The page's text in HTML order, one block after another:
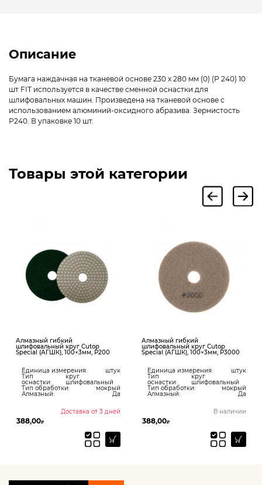
Описание
Бумага наждачная на тканевой основе 230 х 280 мм (0) (Р 240) 10
шт FIT используется в качестве сменной оснастки для
шлифовальных машин. Произведена на тканевой основе с
использованием алюминий-оксидного абразива. Зернистость
Р240. В упаковке 10 шт.
Товары этой категории
Алмазный гибкий
шлифовальный круг Cutop
Special (АГШК), 100×3мм, Р200
Единица измерения: штук
Тип
оснастки:
круг
шлифовальный
Тип обработки: мокрый
Алмазный: Да
Доставка от 3 дней
388,00₽
Алмазный гибкий
шлифовальный круг Cutop
Special (АГШК), 100×3мм, Р3000
Единица измерения: штук
Тип
оснастки:
круг
шлифовальный
Тип обработки: мокрый
Алмазный: Да
В наличии
388,00₽